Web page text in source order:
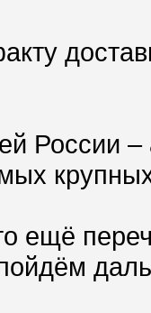
России
ещё